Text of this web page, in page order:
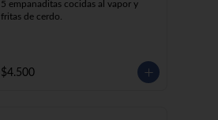
5 empanaditas cocidas al vapor y
fritas de cerdo.
$4.500